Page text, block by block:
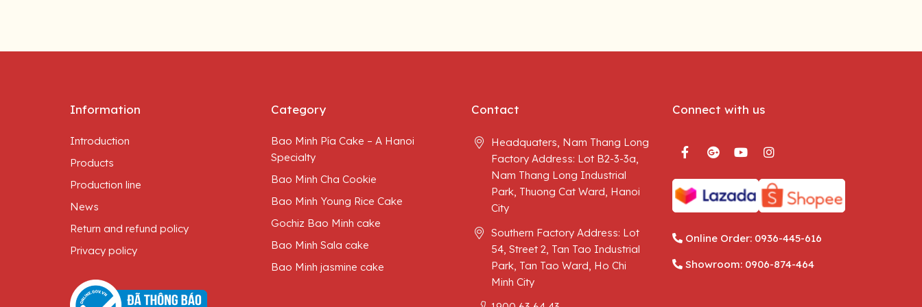
Information
Introduction
Products
Production line
News
Return and refund policy
Privacy policy
Category
Bao Minh Pía Cake – A Hanoi
Specialty
Bao Minh Cha Cookie
Bao Minh Young Rice Cake
Gochiz Bao Minh cake
Bao Minh Sala cake
Bao Minh jasmine cake
Contact
Headquaters, Nam Thang Long
Factory Address: Lot B2-3-3a,
Nam Thang Long Industrial
Park, Thuong Cat Ward, Hanoi
City
Southern Factory Address: Lot
54, Street 2, Tan Tao Industrial
Park, Tan Tao Ward, Ho Chi
Minh City
Connect with us
Online Order: 0936-445-616
Showroom: 0906-874-464